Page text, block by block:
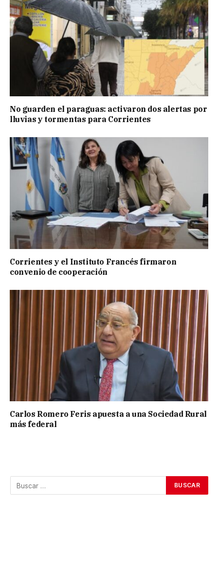
No guarden el paraguas: activaron dos alertas por
lluvias y tormentas para Corrientes
Corrientes y el Instituto Francés firmaron
convenio de cooperación
Carlos Romero Feris apuesta a una Sociedad Rural
más federal